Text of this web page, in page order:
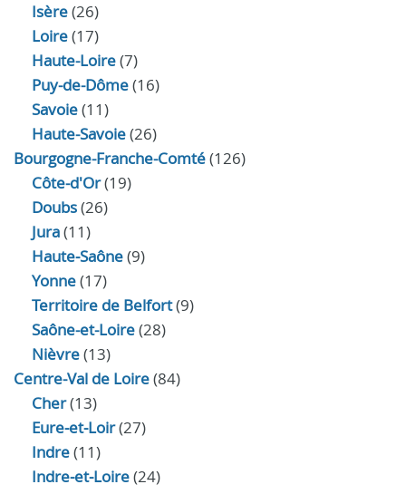
Isère(26)
Loire(17)
Haute-Loire(7)
Puy-de-Dôme(16)
Savoie(11)
Haute-Savoie(26)
Bourgogne-Franche-Comté(126)
Côte-d'Or(19)
Doubs(26)
Jura(11)
Haute‑Saône(9)
Yonne(17)
Territoire de Belfort(9)
Saône-et-Loire(28)
Nièvre(13)
Centre-Val de Loire(84)
Cher(13)
Eure‑et‑Loir(27)
Indre(11)
Indre‑et‑Loire(24)